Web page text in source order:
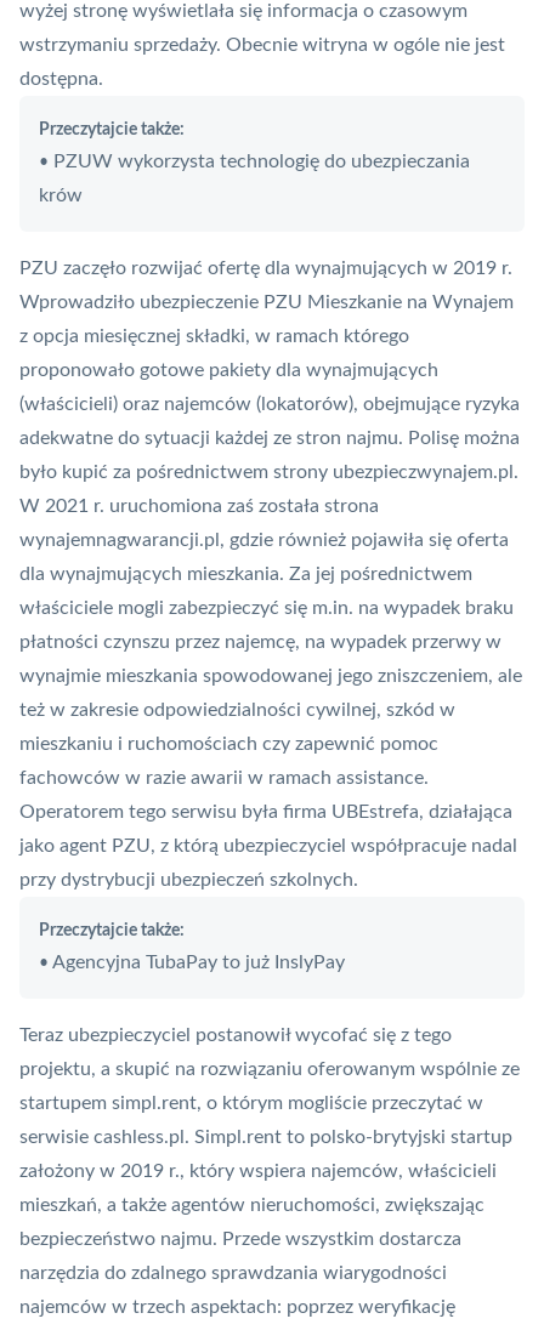
wyżej stronę wyświetlała się informacja o czasowym
wstrzymaniu sprzedaży. Obecnie witryna w ogóle nie jest
dostępna.
Przeczytajcie także:
• PZUW wykorzysta technologię do ubezpieczania
krów
PZU zaczęło rozwijać ofertę dla wynajmujących w 2019 r.
Wprowadziło ubezpieczenie PZU Mieszkanie na Wynajem
z opcja miesięcznej składki, w ramach którego
proponowało gotowe pakiety dla wynajmujących
(właścicieli) oraz najemców (lokatorów), obejmujące ryzyka
adekwatne do sytuacji każdej ze stron najmu. Polisę można
było kupić za pośrednictwem strony ubezpieczwynajem.pl.
W 2021 r. uruchomiona zaś została strona
wynajemnagwarancji.pl, gdzie również pojawiła się oferta
dla wynajmujących mieszkania. Za jej pośrednictwem
właściciele mogli zabezpieczyć się m.in. na wypadek braku
płatności czynszu przez najemcę, na wypadek przerwy w
wynajmie mieszkania spowodowanej jego zniszczeniem, ale
też w zakresie odpowiedzialności cywilnej, szkód w
mieszkaniu i ruchomościach czy zapewnić pomoc
fachowców w razie awarii w ramach assistance.
Operatorem tego serwisu była firma UBEstrefa, działająca
jako agent PZU, z którą ubezpieczyciel współpracuje nadal
przy dystrybucji ubezpieczeń szkolnych.
Przeczytajcie także:
• Agencyjna TubaPay to już InslyPay
Teraz ubezpieczyciel postanowił wycofać się z tego
projektu, a skupić na rozwiązaniu oferowanym wspólnie ze
startupem simpl.rent, o którym mogliście przeczytać w
serwisie cashless.pl . Simpl.rent to polsko-brytyjski startup
założony w 2019 r., który wspiera najemców, właścicieli
mieszkań, a także agentów nieruchomości, zwiększając
bezpieczeństwo najmu. Przede wszystkim dostarcza
narzędzia do zdalnego sprawdzania wiarygodności
najemców w trzech aspektach: poprzez weryfikację